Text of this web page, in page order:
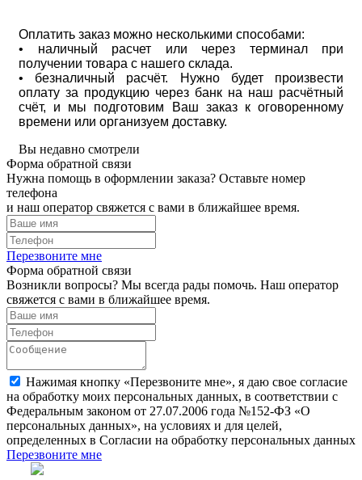
Оплатить заказ можно несколькими способами:
• наличный расчет или через терминал при
получении товара с нашего склада.
• безналичный расчёт. Нужно будет произвести
оплату за продукцию через банк на наш расчётный
счёт, и мы подготовим Ваш заказ к оговоренному
времени или организуем доставку.
Вы недавно смотрели
Форма обратной связи
Нужна помощь в оформлении заказа? Оставьте номер
телефона
и наш оператор свяжется с вами в ближайшее время.
Перезвоните мне
Форма обратной связи
Возникли вопросы? Мы всегда рады помочь. Наш оператор
свяжется с вами в ближайшее время.
Нажимая кнопку «Перезвоните мне», я даю свое согласие
на обработку моих персональных данных, в соответствии с
Федеральным законом от 27.07.2006 года №152-ФЗ «О
персональных данных», на условиях и для целей,
определенных в Согласии на обработку персональных данных
Перезвоните мне